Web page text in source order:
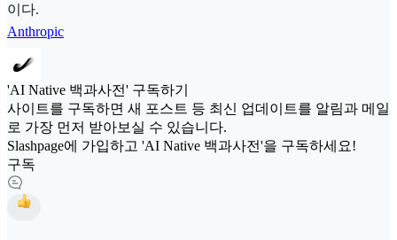
이다.
Anthropic
'AI Native 백과사전' 구독하기
사이트를 구독하면 새 포스트 등 최신 업데이트를 알림과 메일
로 가장 먼저 받아보실 수 있습니다.
Slashpage에 가입하고 'AI Native 백과사전'을 구독하세요!
구독